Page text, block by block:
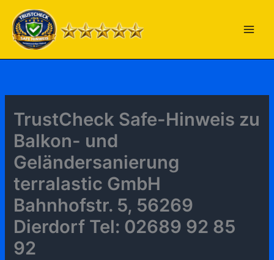
Inhalt
springen
TrustCheck Safe-Hinweis zu
Balkon- und
Geländersanierung
terralastic GmbH
Bahnhofstr. 5, 56269
Dierdorf Tel: 02689 92 85
92